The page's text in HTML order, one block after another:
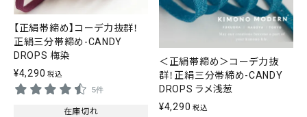
【正絹帯締め】コーデ力抜群！
正絹三分帯締め-CANDY
DROPS 梅染
¥4,290 税込
5件
在庫切れ
＜正絹帯締め＞コーデ力抜
群！正絹三分帯締め-CANDY
DROPS ラメ浅葱
¥4,290 税込